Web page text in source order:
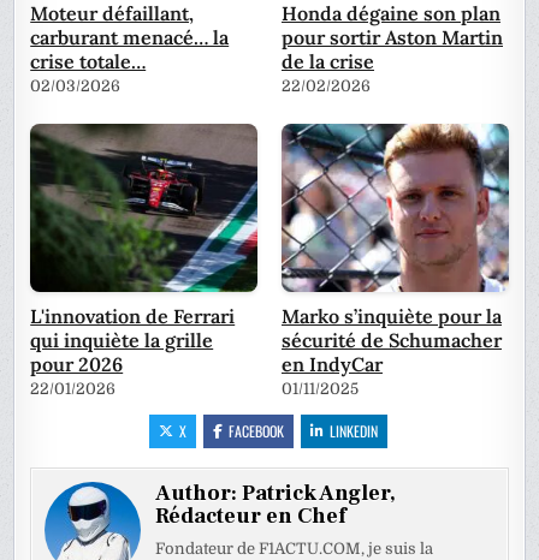
Moteur défaillant,
carburant menacé… la
crise totale…
02/03/2026
Honda dégaine son plan
pour sortir Aston Martin
de la crise
22/02/2026
L'innovation de Ferrari
qui inquiète la grille
pour 2026
22/01/2026
Marko s’inquiète pour la
sécurité de Schumacher
en IndyCar
01/11/2025
X FACEBOOK LINKEDIN
Author:Patrick Angler,
Rédacteur en Chef
Fondateur de F1ACTU.COM, je suis la